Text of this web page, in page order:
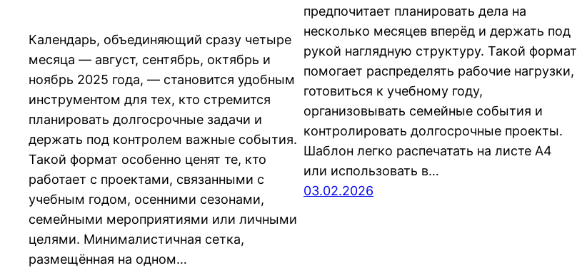
Календарь, объединяющий сразу четыре
месяца — август, сентябрь, октябрь и
ноябрь 2025 года, — становится удобным
инструментом для тех, кто стремится
планировать долгосрочные задачи и
держать под контролем важные события.
Такой формат особенно ценят те, кто
работает с проектами, связанными с
учебным годом, осенними сезонами,
семейными мероприятиями или личными
целями. Минималистичная сетка,
размещённая на одном…
предпочитает планировать дела на
несколько месяцев вперёд и держать под
рукой наглядную структуру. Такой формат
помогает распределять рабочие нагрузки,
готовиться к учебному году,
организовывать семейные события и
контролировать долгосрочные проекты.
Шаблон легко распечатать на листе А4
или использовать в…
03.02.2026